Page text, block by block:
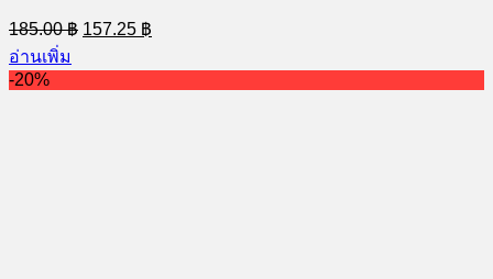
185.00฿ Original
price
185.00 ฿.
157.25 ฿
price
157.25 ฿.
อ่านเพิ่ม
-20%